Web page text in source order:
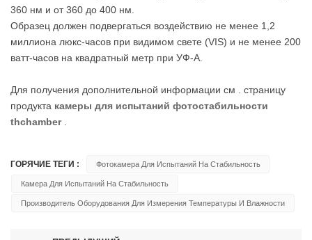
360 нм и от 360 до 400 нм.
Образец должен подвергаться воздействию не менее 1,2
миллиона люкс-часов при видимом свете (VIS) и не менее 200
ватт-часов на квадратный метр при УФ-А.
Для получения дополнительной информации см . страницу
продукта камеры для испытаний фотостабильности
thchamber
ГОРЯЧИЕ ТЕГИ : Фотокамера Для Испытаний На Стабильность
Камера Для Испытаний На Стабильность
Производитель Оборудования Для Измерения Температуры И Влажности